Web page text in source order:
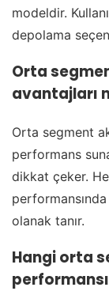
modeldir.
depolama
Orta
avantajları
Orta segment
performans
dikkat çeker.
olanak tanır.
Hangi orta